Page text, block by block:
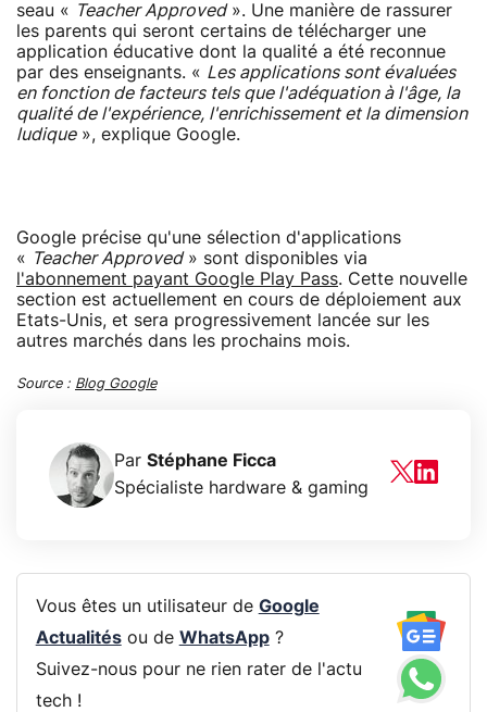
seau « Teacher Approved». Une manière de rassurer
les parents qui seront certains de télécharger une
application éducative dont la qualité a été reconnue
par des enseignants. « Les applications sont évaluées
en fonction de facteurs tels que l'adéquation à l'âge, la
qualité de l'expérience, l'enrichissement et la dimension
ludique», explique Google.
Google précise qu'une sélection d'applications
« Teacher Approved» sont disponibles via
l'abonnement payant Google Play Pass. Cette nouvelle
section est actuellement en cours de déploiement aux
Etats-Unis, et sera progressivement lancée sur les
autres marchés dans les prochains mois.
Source : Blog Google
Par Stéphane Ficca
Spécialiste hardware & gaming
Vous êtes un utilisateur de Google
Actualitésou de WhatsApp?
Suivez-nous pour ne rien rater de l'actu
tech !